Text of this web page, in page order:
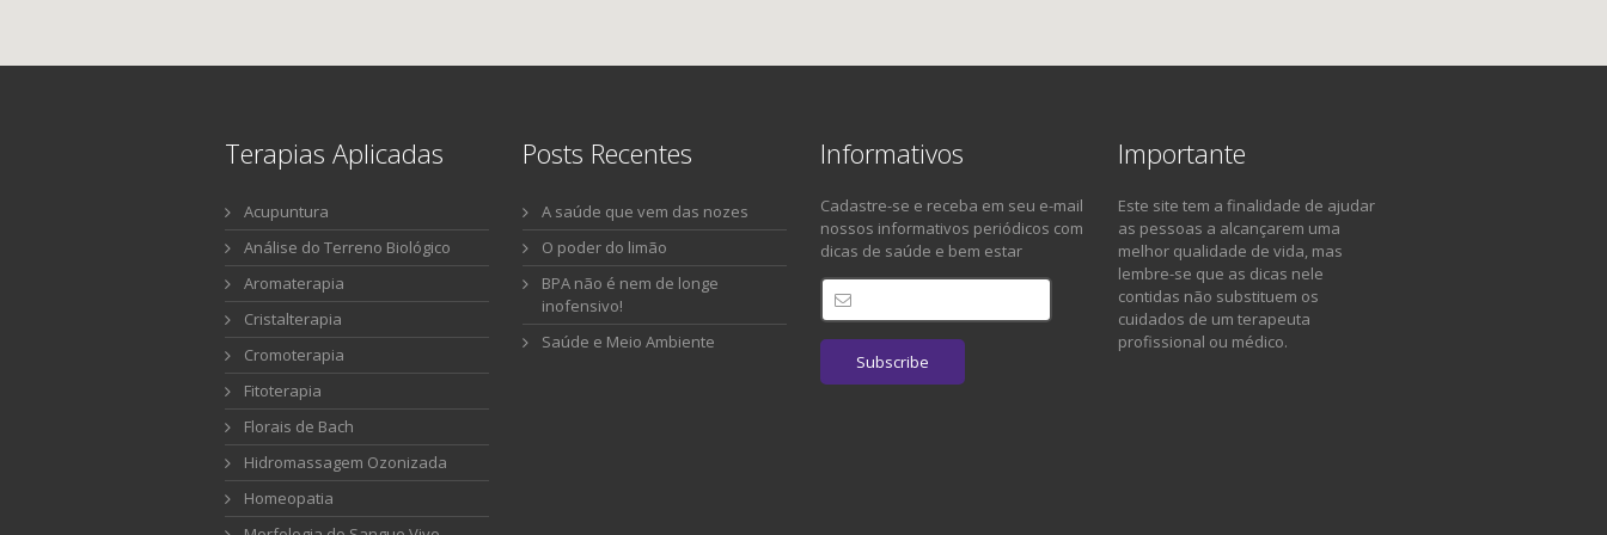
Terapias Aplicadas
Acupuntura
Análise do Terreno Biológico
Aromaterapia
Cristalterapia
Cromoterapia
Fitoterapia
Florais de Bach
Hidromassagem Ozonizada
Homeopatia
Posts Recentes
A saúde que vem das nozes
O poder do limão
BPA não é nem de longe
inofensivo!
Saúde e Meio Ambiente
Informativos
Cadastre-se e receba em seu e-mail
nossos informativos periódicos com
dicas de saúde e bem estar
Importante
Este site tem a finalidade de ajudar
as pessoas a alcançarem uma
melhor qualidade de vida, mas
lembre-se que as dicas nele
contidas não substituem os
cuidados de um terapeuta
profissional ou médico.